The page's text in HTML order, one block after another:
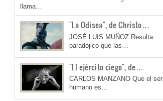
llama…
"La Odisea", de Christo…
JOSÉ LUIS MUÑOZ Resulta
paradójico que las…
"El ejército ciego", de…
CARLOS MANZANO Que el ser
humano es…